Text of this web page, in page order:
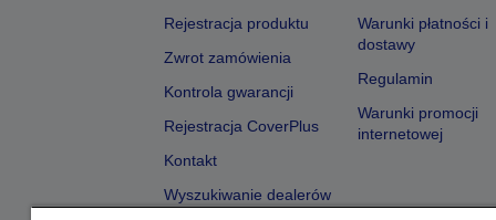
Rejestracja produktu
Zwrot zamówienia
Kontrola gwarancji
Rejestracja CoverPlus
Kontakt
Wyszukiwanie dealerów
Warunki płatności i
dostawy
Regulamin
Warunki promocji
internetowej